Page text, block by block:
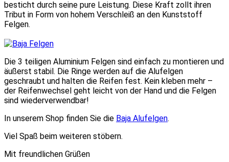
besticht durch seine pure Leistung. Diese Kraft zollt ihren
Tribut in Form von hohem Verschleiß an den Kunststoff
Felgen.
Die 3 teiligen Aluminium Felgen sind einfach zu montieren und
äußerst stabil. Die Ringe werden auf die Alufelgen
geschraubt und halten die Reifen fest. Kein kleben mehr –
der Reifenwechsel geht leicht von der Hand und die Felgen
sind wiederverwendbar!
In unserem Shop finden Sie die Baja Alufelgen.
Viel Spaß beim weiteren stöbern.
Mit freundlichen Grüßen